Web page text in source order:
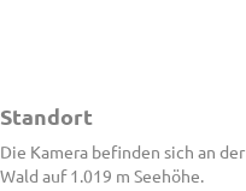
Standort
Die Kamera befinden sich an der
Wald auf 1.019 m Seehöhe.